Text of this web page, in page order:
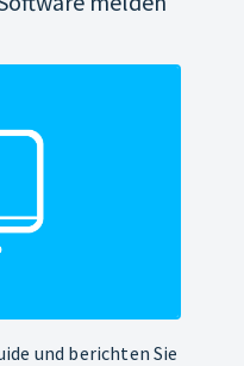
und berichten Sie